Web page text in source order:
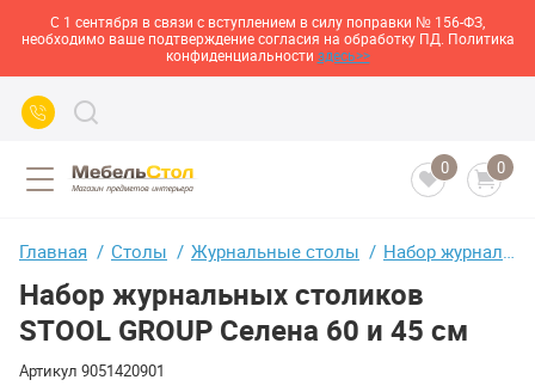
С 1 сентября в связи с вступлением в силу поправки № 156-ФЗ,
необходимо ваше подтверждение согласия на обработку ПД. Политика
конфиденциальности здесь>>
0 0
Главная Столы Журнальные столы Набор журнальных столиков STOOL GROUP Селена 60 и 45 см
Набор журнальных столиков
STOOL GROUP Селена 60 и 45 см
Артикул 9051420901